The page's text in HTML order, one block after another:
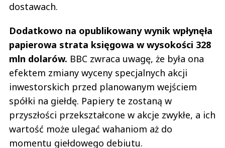
dostawach.
Dodatkowo na opublikowany wynik wpłynęła
papierowa strata księgowa w wysokości 328
mln dolarów. BBC zwraca uwagę, że była ona
efektem zmiany wyceny specjalnych akcji
inwestorskich przed planowanym wejściem
spółki na giełdę. Papiery te zostaną w
przyszłości przekształcone w akcje zwykłe, a ich
wartość może ulegać wahaniom aż do
momentu giełdowego debiutu.